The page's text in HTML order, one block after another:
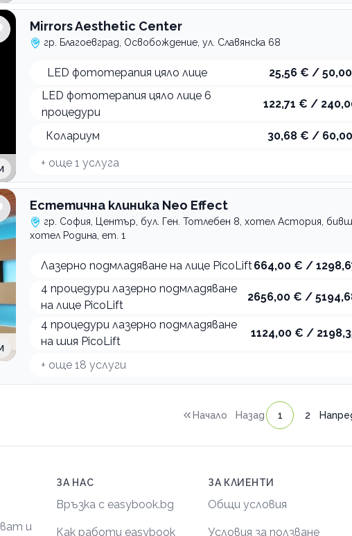
Mirrors Aesthetic Center
гр. Благоевград, Освобождение, ул. Славянска 68
LED фототерапия цяло лице
25,56 € /
LED фототерапия цяло лице 6
процедури
122,71 € /
Колариум 30,68 € /
+ още 1 услуга
Естетична клиника Neo Effect
гр. София, Център, бул. Ген. Тотлебен 8, хотел Астория,
хотел Родина, ет. 1
Лазерно подмладяване на лице PicoLift664,00 € /
4 процедури лазерно подмладяване
на лице PicoLift
2656,00 € /
4 процедури лазерно подмладяване
на шия PicoLift
1124,00 € /
+ още 18 услуги
Начало Назад 1 2
и
ЗА НАС
Връзка с easybook.bg
Как работи easybook
ЗА КЛИЕНТИ
Общи условия
Условия за ползване